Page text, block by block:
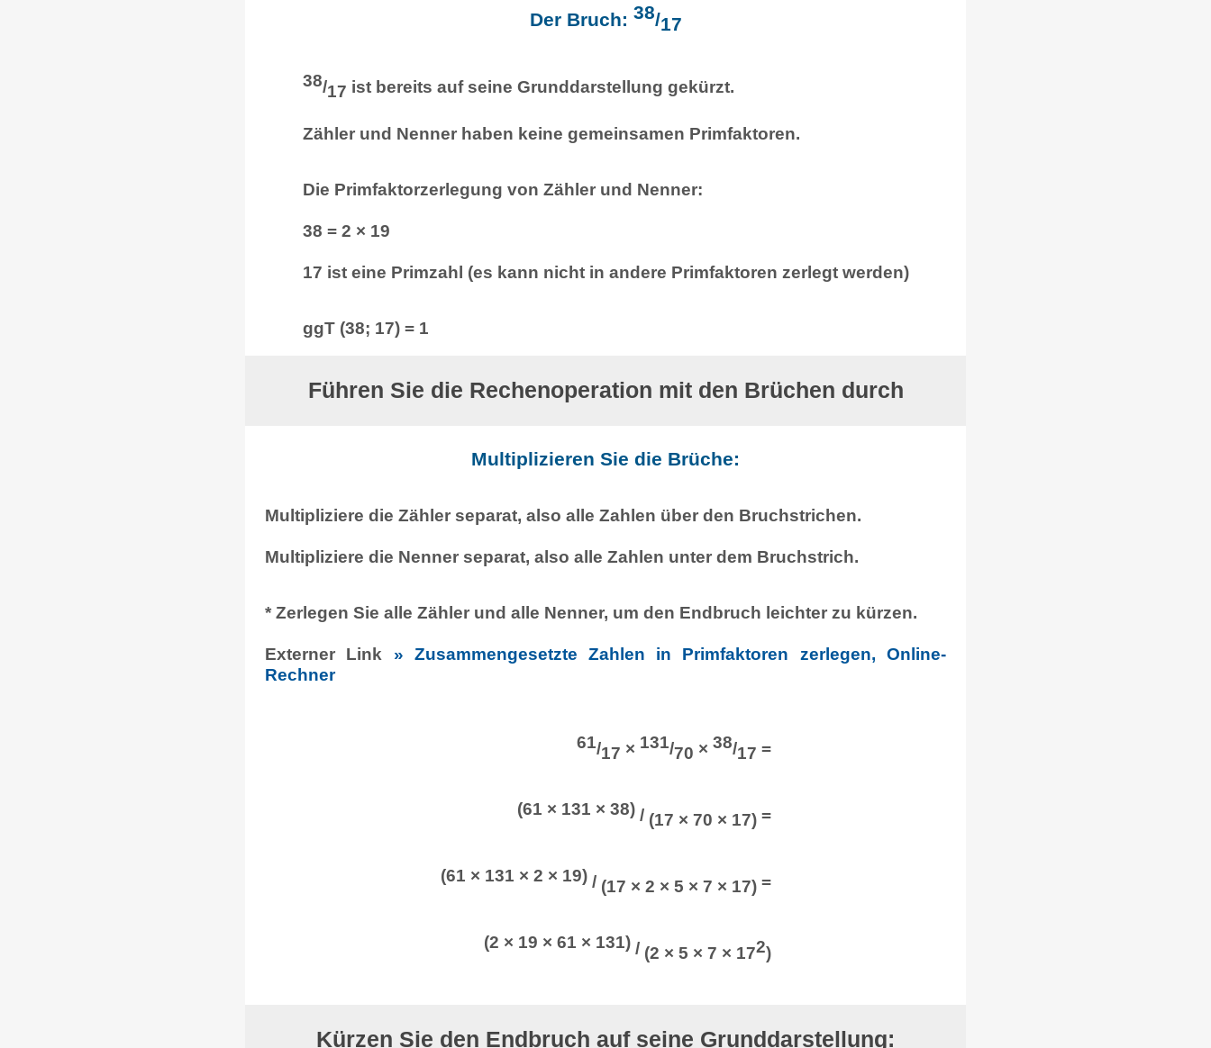
Der Bruch: 38/17
38/17 ist bereits auf seine Grunddarstellung gekürzt.
Zähler und Nenner haben keine gemeinsamen Primfaktoren.
Die Primfaktorzerlegung von Zähler und Nenner:
38 = 2 × 19
17 ist eine Primzahl (es kann nicht in andere Primfaktoren zerlegt werden)
ggT (38; 17) = 1
Führen Sie die Rechenoperation mit den Brüchen durch
Multiplizieren Sie die Brüche:
Multipliziere die Zähler separat, also alle Zahlen über den Bruchstrichen.
Multipliziere die Nenner separat, also alle Zahlen unter dem Bruchstrich.
* Zerlegen Sie alle Zähler und alle Nenner, um den Endbruch leichter zu kürzen.
Externer Link » Zusammengesetzte Zahlen in Primfaktoren zerlegen, Online-
Rechner
61/17 × 131/70 × 38/17 =
(61 × 131 × 38)/ (17 × 70 × 17)=
(61 × 131 × 2 × 19)/ (17 × 2 × 5 × 7 × 17)=
(2 × 19 × 61 × 131)/ (2 × 5 × 7 × 172)
Kürzen Sie den Endbruch auf seine Grunddarstellung: